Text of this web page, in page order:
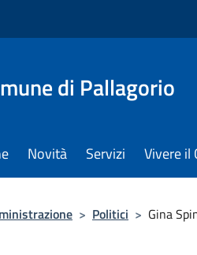
di Pallagorio
Novità Servizi Vivere il
> Politici > Gina